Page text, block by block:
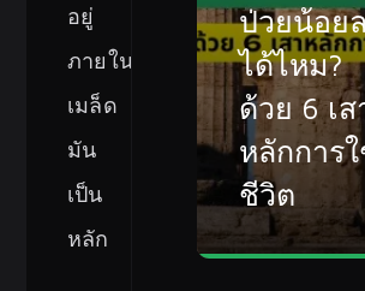
อยู่
ภายใน
เมล็ด
มัน
เป็น
หลัก
ป่วยน้อย
ได้ไหม?
ด้วย 6 เส
หลักการ
ชีวิต